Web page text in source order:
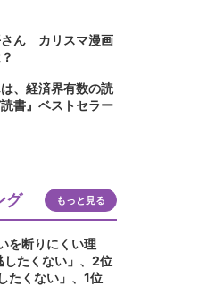
さん カリスマ漫画
、経済界有数の読
書』ベストセラー
グ もっと見る
を断りにくい理
たくない」、2位
たくない」、1位